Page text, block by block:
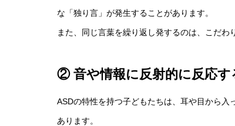
な「独り言」が発生することがあります。
また、同じ言葉を繰り返し発するのは、こだわ
② 音や情報に反射的に反応す
ASDの特性を持つ子どもたちは、耳や目から
あります。